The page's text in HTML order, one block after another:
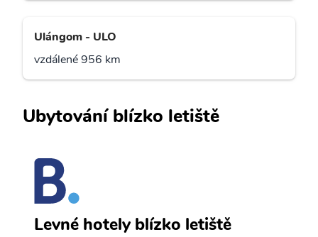
Ulángom - ULO
vzdálené 956 km
Ubytování blízko letiště
Levné hotely blízko letiště